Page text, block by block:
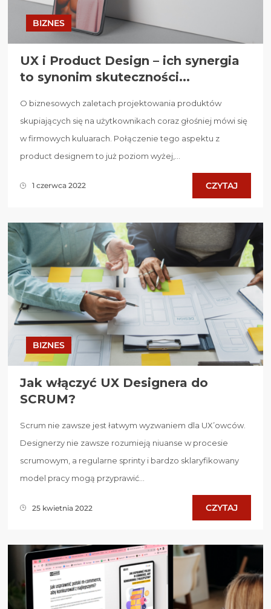
BIZNES
UX i Product Design – ich synergia
to synonim skuteczności...
O biznesowych zaletach projektowania produktów
skupiających się na użytkownikach coraz głośniej mówi się
w firmowych kuluarach. Połączenie tego aspektu z
product designem to już poziom wyżej,...
1 czerwca 2022 CZYTAJ
BIZNES
Jak włączyć UX Designera do
SCRUM?
Scrum nie zawsze jest łatwym wyzwaniem dla UX’owców.
Designerzy nie zawsze rozumieją niuanse w procesie
scrumowym, a regularne sprinty i bardzo sklaryfikowany
model pracy mogą przyprawić...
25 kwietnia 2022 CZYTAJ